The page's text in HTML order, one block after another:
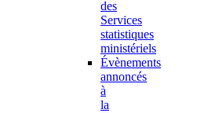
des
Services
statistiques
ministériels
Évènements
annoncés
à
la